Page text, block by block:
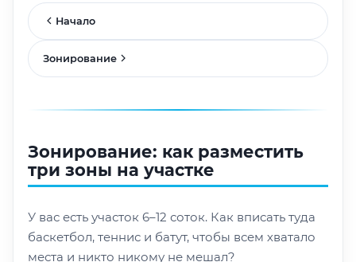
Начало
Зонирование
Зонирование: как разместить
три зоны на участке
У вас есть участок 6–12 соток. Как вписать туда
баскетбол, теннис и батут, чтобы всем хватало
места и никто никому не мешал?